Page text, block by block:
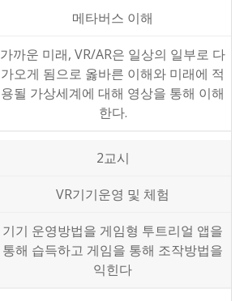
메타버스 이해
가까운 미래, VR/AR은 일상의 일부로 다
가오게 됨으로 옳바른 이해와 미래에 적
용될 가상세계에 대해 영상을 통해 이해
한다.
2교시
VR기기운영 및 체험
기기 운영방법을 게임형 투트리얼 앱을
통해 습득하고 게임을 통해 조작방법을
익힌다